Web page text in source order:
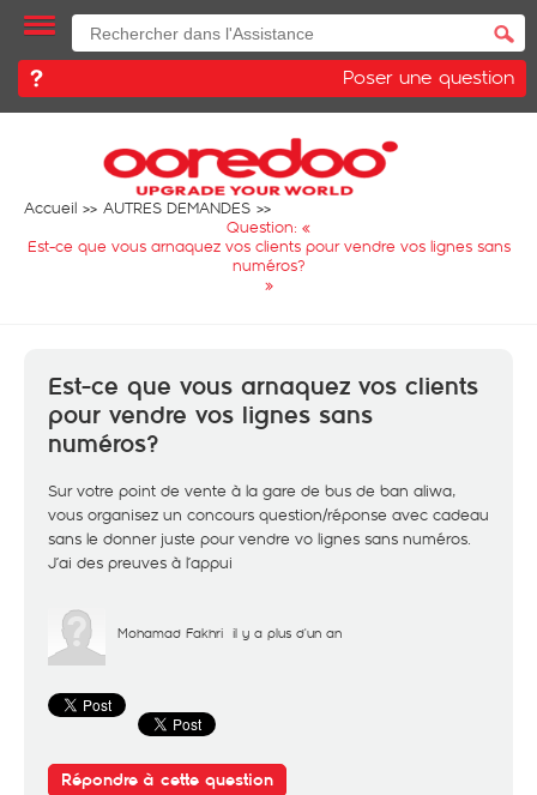
Poser une question
Accueil
AUTRES DEMANDES
Question: «
Est-ce que vous arnaquez vos clients pour vendre vos lignes sans
numéros?
»
Est-ce que vous arnaquez vos clients
pour vendre vos lignes sans
numéros?
Sur votre point de vente à la gare de bus de ban aliwa,
vous organisez un concours question/réponse avec cadeau
sans le donner juste pour vendre vo lignes sans numéros.
J’ai des preuves à l’appui
Mohamad Fakhri il y a plus d'un an
Répondre à cette question